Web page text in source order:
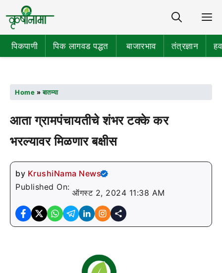
पिकपाणी पिक लागवड पद्धत बाजारभाव तंत्रज्ञान
Home »बातम्या
आता ग्रामपंचायतीचे शंभर टक्के कर
भरल्यावर मिळणार बक्षीस
by KrushiNama News
Published On:
ऑगस्ट 2, 2024 11:38 AM